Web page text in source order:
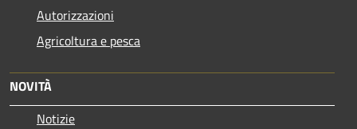
Autorizzazioni
Agricoltura e pesca
NOVITÀ
Notizie